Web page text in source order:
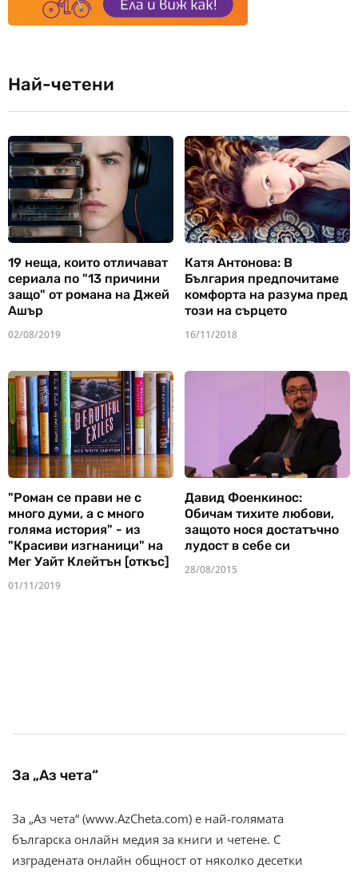
Най-четени
19 неща, които отличават
сериала по "13 причини
защо" от романа на Джей
Ашър
02/08/2019
Катя Антонова: В
България предпочитаме
комфорта на разума пред
този на сърцето
16/11/2018
"Роман се прави не с
много думи, а с много
голяма история" - из
"Красиви изгнаници" на
Мег Уайт Клейтън [откъс]
01/11/2019
Давид Фоенкинос:
Обичам тихите любови,
защото нося достатъчно
лудост в себе си
28/08/2015
За „Аз чета“
За „Аз чета“ (www.AzCheta.com) е най-голямата
българска онлайн медия за книги и четене. С
изградената онлайн общност от няколко десетки